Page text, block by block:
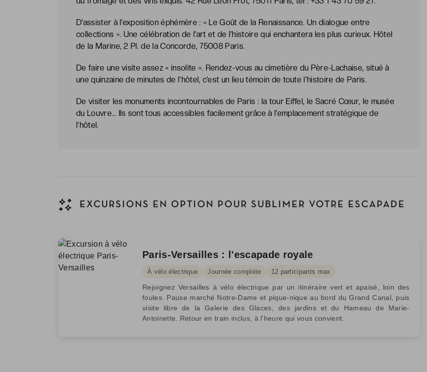
D’assister à l’exposition éphémère : « Le Goût de la Renaissance. Un dialogue entre
collections ». Une célébration de l’art et de l’histoire qui enchantera les plus curieux. Hôtel
de la Marine, 2 Pl. de la Concorde, 75008 Paris.
De faire une visite assez « insolite ». Rendez-vous au cimetière du Père-Lachaise, situé à
une quinzaine de minutes de l’hôtel, c’est un lieu témoin de toute l’histoire de Paris.
De visiter les monuments incontournables de Paris : la tour Eiffel, le Sacré Cœur, le musée
du Louvre… Ils sont tous accessibles facilement grâce à l’emplacement stratégique de
l’hôtel.
EXCURSIONS EN OPTION POUR SUBLIMER VOTRE ESCAPADE
Paris-Versailles : l'escapade royale
À vélo électrique Journée complète 12 participants max
Rejoignez Versailles à vélo électrique par un itinéraire vert et apaisé, loin des
foules. Pause marché Notre-Dame et pique-nique au bord du Grand Canal, puis
visite libre de la Galerie des Glaces, des jardins et du Hameau de Marie-
Antoinette. Retour en train inclus, à l'heure qui vous convient.